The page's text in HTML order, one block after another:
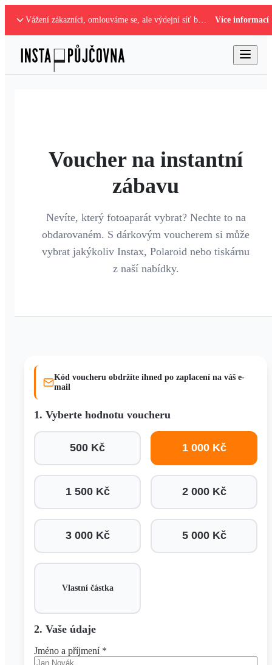
Vážení zákazníci, omlouváme se, ale výdejní síť boxů je mimo provoz. Nastalou situaci řešíme. Více informací
Voucher na instantní
zábavu
Nevíte, který fotoaparát vybrat? Nechte to na
obdarovaném. S dárkovým voucherem si může
vybrat jakýkoliv Instax, Polaroid nebo tiskárnu
z naší nabídky.
Kód voucheru obdržíte ihned po zaplacení na váš e-
mail
1. Vyberte hodnotu voucheru
500 Kč 1 000 Kč
1 500 Kč 2 000 Kč
3 000 Kč 5 000 Kč
Vlastní částka
2. Vaše údaje
Jméno a příjmení *